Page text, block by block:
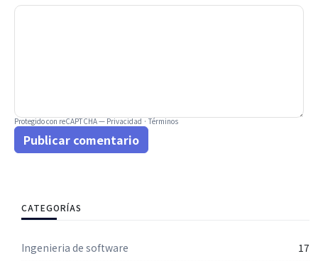
Protegido con reCAPTCHA —Privacidad·Términos
Publicar comentario
CATEGORÍAS
Ingenieria de software
17